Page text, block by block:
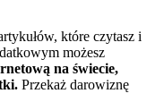
które czytasz i
możesz
na świecie,
Przekaż darowiznę